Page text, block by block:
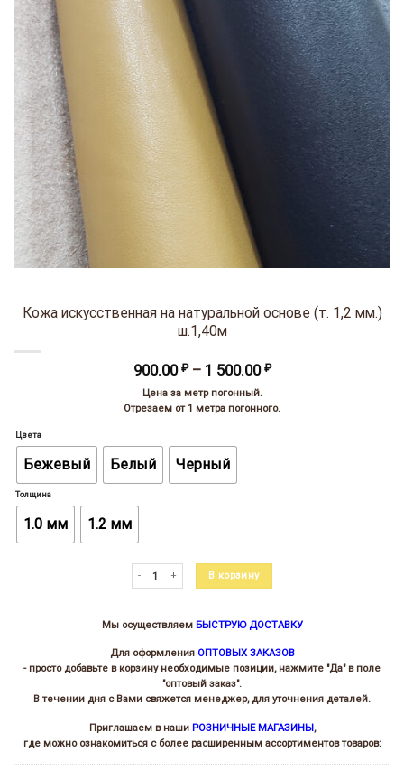
Кожа искусственная на натуральной основе (т. 1,2 мм.)
ш.1,40м
900.00 ₽ – 1 500.00 ₽Диапазон
–
Цена за метр погонный.
Отрезаем от 1 метра погонного.
Цвета
Бежевый Белый Черный
Толщина
1.0 мм 1.2 мм
Количество товара Кожа искусственная на натуральной
В корзину
Мы осуществляем БЫСТРУЮ ДОСТАВКУ
Для оформления ОПТОВЫХ ЗАКАЗОВ
- просто добавьте в корзину необходимые позиции, нажмите "Да" в поле
"оптовый заказ".
В течении дня с Вами свяжется менеджер, для уточнения деталей.
Приглашаем в наши РОЗНИЧНЫЕ МАГАЗИНЫ,
где можно ознакомиться с более расширенным ассортиментов товаров: